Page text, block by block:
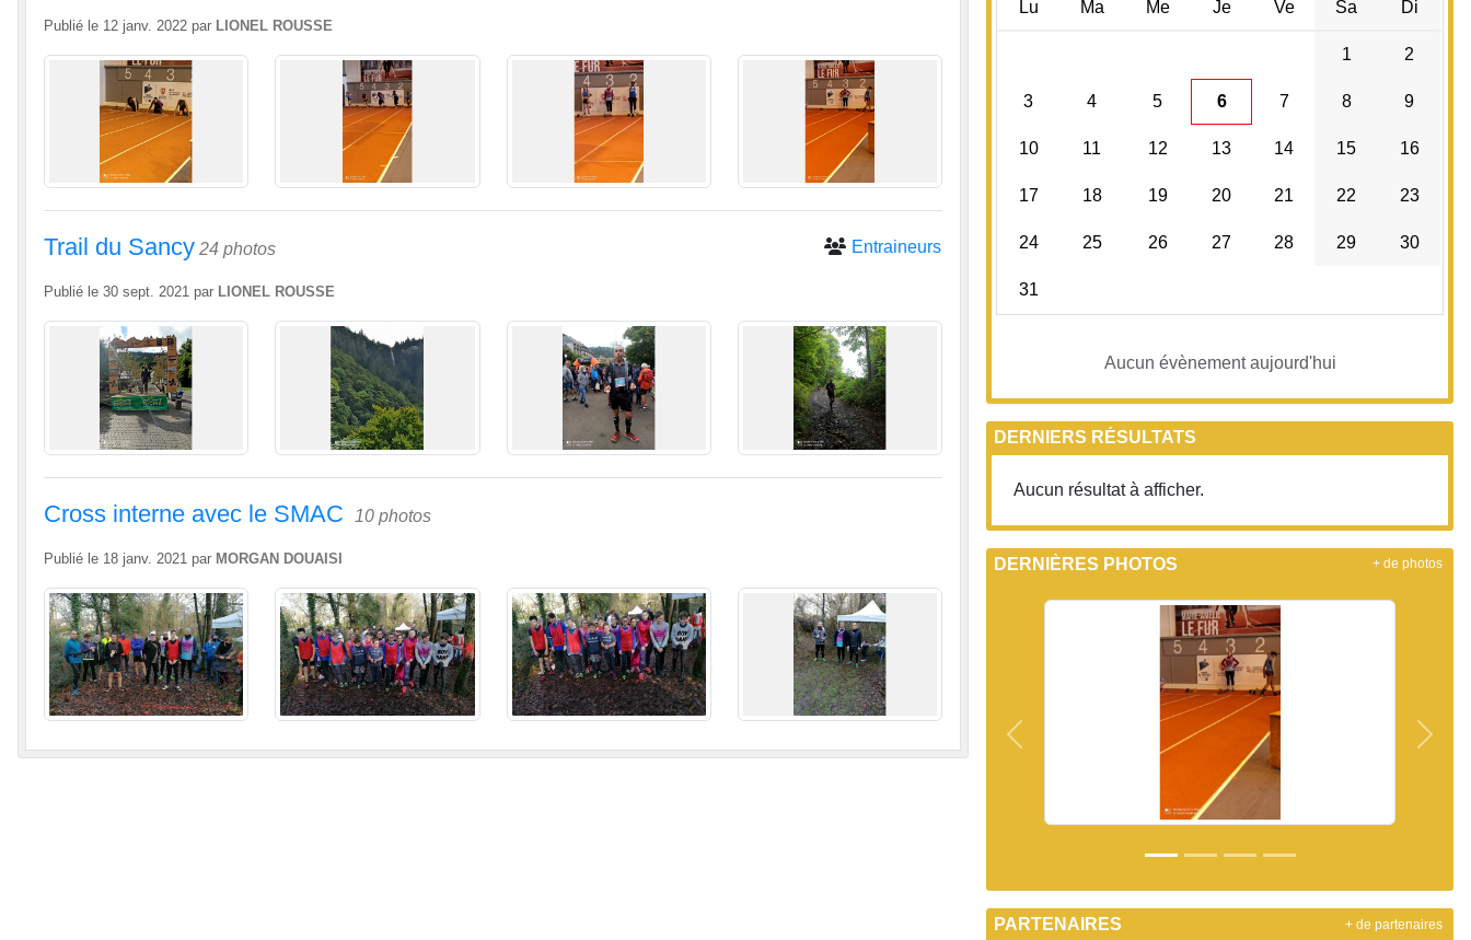
Publié le 12 janv. 2022 par LIONEL ROUSSE
Trail du Sancy 24 photos Entraineurs
Publié le 30 sept. 2021 par LIONEL ROUSSE
Cross interne avec le SMAC 10 photos
Publié le 18 janv. 2021 par MORGAN DOUAISI
Lu Ma Me Je Ve Sa Di
1 2
3 4 5 6 7 8 9
10 11 12 13 14 15 16
17 18 19 20 21 22 23
24 25 26 27 28 29 30
31
Aucun évènement aujourd'hui
DERNIERS RÉSULTATS
Aucun résultat à afficher.
DERNIÈRES PHOTOS
Précedent
+ de photos
PARTENAIRES + de partenaires